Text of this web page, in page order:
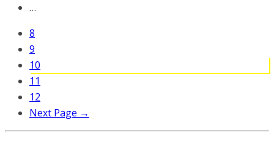
…
8
9
10
11
12
Next Page →